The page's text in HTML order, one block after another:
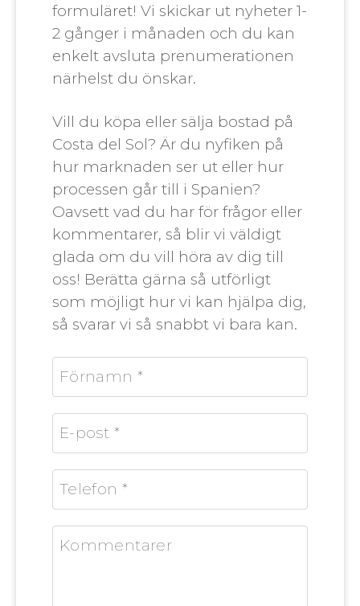
formuläret! Vi skickar ut nyheter 1-
2 gånger i månaden och du kan
enkelt avsluta prenumerationen
närhelst du önskar.
Vill du köpa eller sälja bostad på
Costa del Sol? Är du nyfiken på
hur marknaden ser ut eller hur
processen går till i Spanien?
Oavsett vad du har för frågor eller
kommentarer, så blir vi väldigt
glada om du vill höra av dig till
oss! Berätta gärna så utförligt
som möjligt hur vi kan hjälpa dig,
så svarar vi så snabbt vi bara kan.